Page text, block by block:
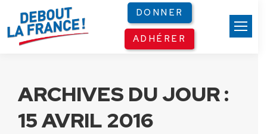
DONNER
ADHÉRER
ARCHIVES DU JOUR :
15 AVRIL 2016
Panneau de gestion des cookies